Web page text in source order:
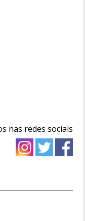
nas redes sociais